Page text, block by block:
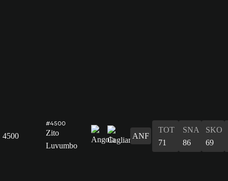
4500
#4500
Zito
Luvumbo
ANF
TOT
71
SNA
86
SKO
69